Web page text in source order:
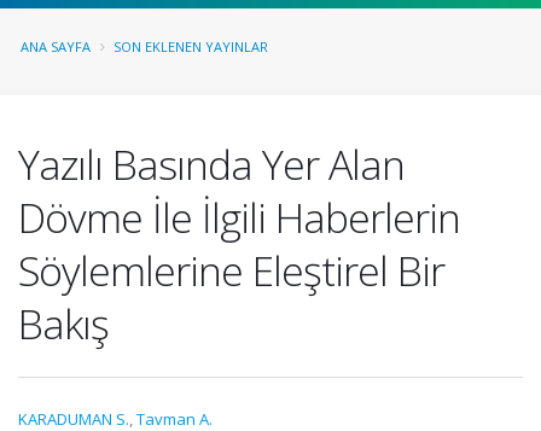
ANA SAYFA SON EKLENEN YAYINLAR
Yazılı Basında Yer Alan
Dövme İle İlgili Haberlerin
Söylemlerine Eleştirel Bir
Bakış
KARADUMAN S.,Tavman A.